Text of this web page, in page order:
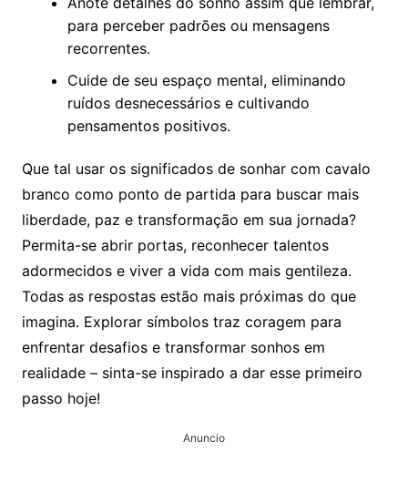
para perceber padrões ou mensagens
recorrentes.
Cuide de seu espaço mental, eliminando
ruídos desnecessários e cultivando
pensamentos positivos.
Que tal usar os significados de sonhar com cavalo
branco como ponto de partida para buscar mais
liberdade, paz e transformação em sua jornada?
Permita-se abrir portas, reconhecer talentos
adormecidos e viver a vida com mais gentileza.
Todas as respostas estão mais próximas do que
imagina. Explorar símbolos traz coragem para
enfrentar desafios e transformar sonhos em
realidade – sinta-se inspirado a dar esse primeiro
passo hoje!
Anuncio